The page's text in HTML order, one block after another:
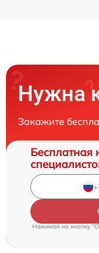
Нужна
Закажите
Бесплатная
Нажимая на кнопку